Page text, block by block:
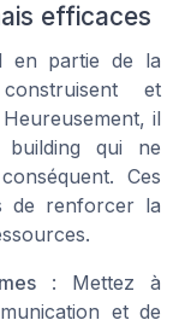
efficaces
en partie de la
et
il
building qui ne
Ces
de renforcer la
: Mettez à
et de